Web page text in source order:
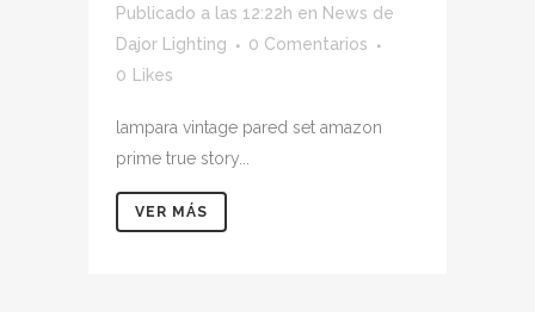
Publicado a las 12:22h en News de
Dajor Lighting
0 Comentarios
0
Likes
lampara vintage pared set amazon
prime true story...
VER MÁS